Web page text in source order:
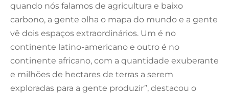
quando nós falamos de agricultura e baixo
carbono, a gente olha o mapa do mundo e a gente
vê dois espaços extraordinários. Um é no
continente latino-americano e outro é no
continente africano, com a quantidade exuberante
e milhões de hectares de terras a serem
exploradas para a gente produzir”, destacou o